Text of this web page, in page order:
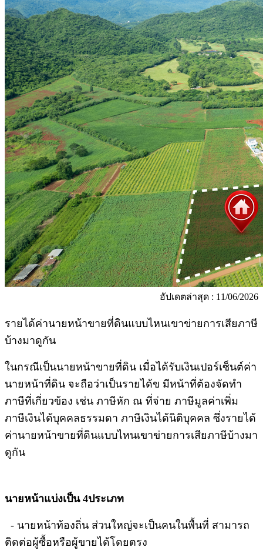
อัปเดตล่าสุด : 11/06/2026
รายได้ค่านายหน้าขายที่ดินแบบไหนเขาข่ายการเสียภาษี
บ้างมาดูกัน
ในกรณีเป็นนายหน้าขายที่ดิน เมื่อได้รับเงินเปอร์เซ็นต์ค่า
นายหน้าที่ดิน จะถือว่าเป็นรายได้ข มีหน้าที่ต้องจัดทำ
ภาษีที่เกี่ยวข้อง เช่น ภาษีหัก ณ ที่จ่าย ภาษีมูลค่าเพิ่ม
ภาษีเงินได้บุคคลธรรมดา ภาษีเงินได้นิติบุคคล ซึ่งรายได้
ค่านายหน้าขายที่ดินแบบไหนเขาข่ายการเสียภาษีบ้างมา
ดูกัน
นายหน้าแบ่งเป็น 4ประเภท
- นายหน้าท้องถิ่น ส่วนใหญ่จะเป็นคนในพื้นที่ สามารถ
ติดต่อผู้ซื้อหรือผู้ขายได้โดยตรง